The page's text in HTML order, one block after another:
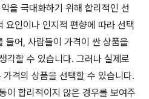
을 극대화하기 위해 합리적인 선
요인이나 인지적 편향에 따라 선택
들어, 사람들이 가격이 싼 상품을
각할 수 있습니다. 그러나 실제로
격의 상품을 선택할 수 있습니다.
이 합리적이지 않은 경우를 보여주